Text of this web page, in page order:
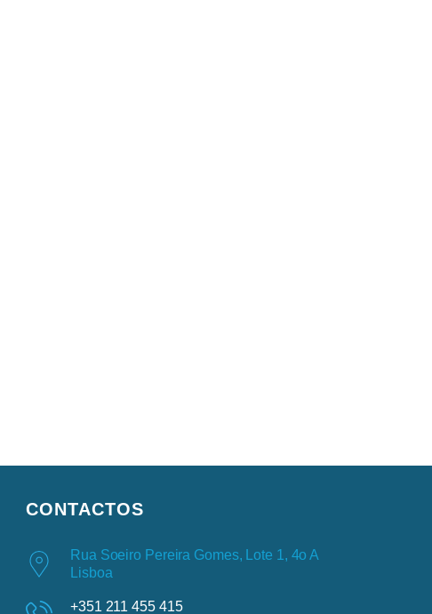
CONTACTOS
Rua Soeiro Pereira Gomes, Lote 1, 4o A
Lisboa
+351 211 455 415